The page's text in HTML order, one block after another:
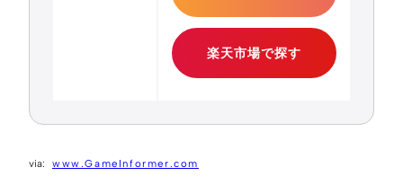
楽天市場で探す
www.GameInformer.com